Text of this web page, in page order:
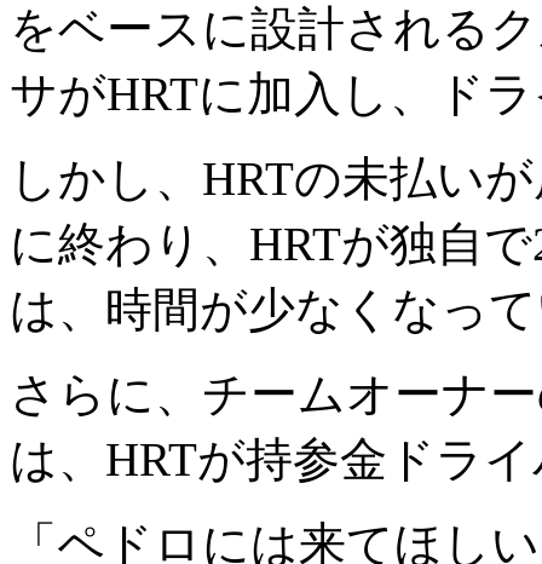
をベースに設計される
サがHRTに加入し、ド
しかし、HRTの未払い
に終わり、HRTが独自
は、時間が少なくなっ
さらに、チームオーナ
は、HRTが持参金ドラ
「ペドロには来てほし